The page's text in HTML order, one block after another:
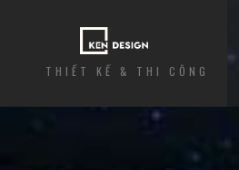
THIẾT KẾ & THI CÔNG